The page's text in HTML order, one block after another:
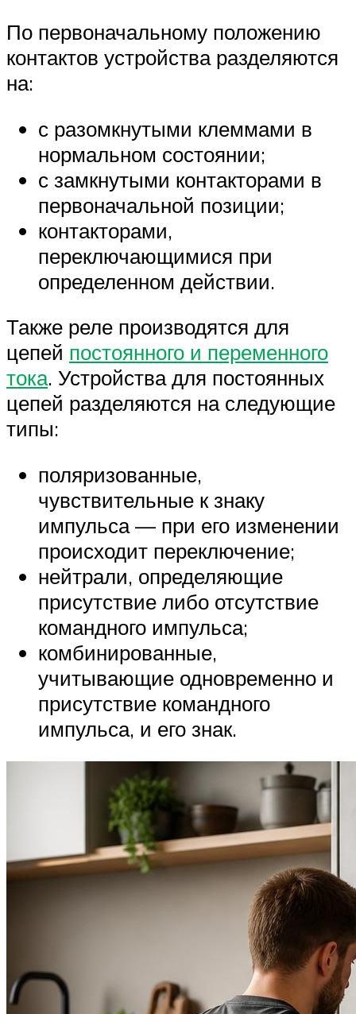
По первоначальному положению
контактов устройства разделяются
на:
с разомкнутыми клеммами в
нормальном состоянии;
с замкнутыми контакторами в
первоначальной позиции;
контакторами,
переключающимися при
определенном действии.
Также реле производятся для
цепей постоянного и переменного
тока. Устройства для постоянных
цепей разделяются на следующие
типы:
поляризованные,
чувствительные к знаку
импульса — при его изменении
происходит переключение;
нейтрали, определяющие
присутствие либо отсутствие
командного импульса;
комбинированные,
учитывающие одновременно и
присутствие командного
импульса, и его знак.